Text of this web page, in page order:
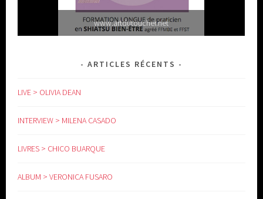
www.artdutoucher.net
ARTICLES RÉCENTS
LIVE > OLIVIA DEAN
INTERVIEW > MILENA CASADO
LIVRES > CHICO BUARQUE
ALBUM > VERONICA FUSARO